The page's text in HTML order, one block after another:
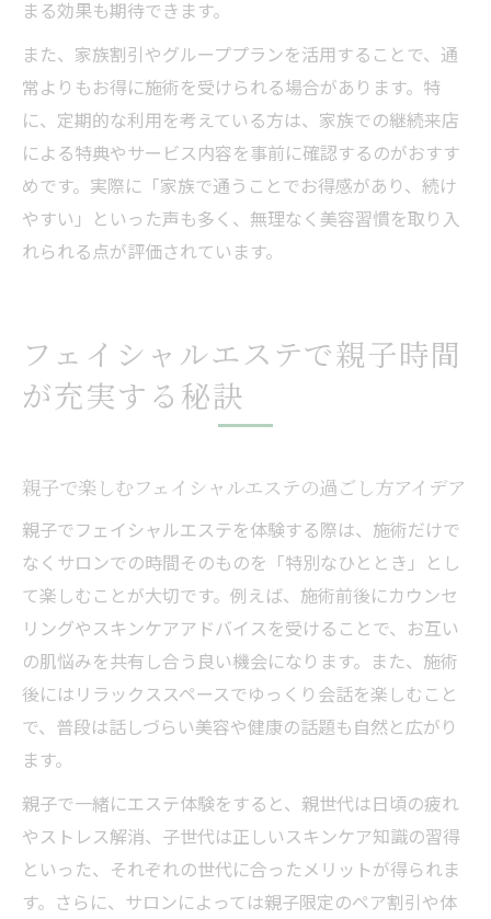
ルエステ
まる効果も期待できます。
また、家族割引やグループプランを活用することで、通
常よりもお得に施術を受けられる場合があります。特
に、定期的な利用を考えている方は、家族での継続来店
による特典やサービス内容を事前に確認するのがおすす
めです。実際に「家族で通うことでお得感があり、続け
やすい」といった声も多く、無理なく美容習慣を取り入
れられる点が評価されています。
フェイシャルエステで親子時間
が充実する秘訣
親子で楽しむフェイシャルエステの過ごし方アイデア
親子でフェイシャルエステを体験する際は、施術だけで
なくサロンでの時間そのものを「特別なひととき」とし
て楽しむことが大切です。例えば、施術前後にカウンセ
リングやスキンケアアドバイスを受けることで、お互い
の肌悩みを共有し合う良い機会になります。また、施術
後にはリラックススペースでゆっくり会話を楽しむこと
で、普段は話しづらい美容や健康の話題も自然と広がり
ます。
親子で一緒にエステ体験をすると、親世代は日頃の疲れ
やストレス解消、子世代は正しいスキンケア知識の習得
といった、それぞれの世代に合ったメリットが得られま
す。さらに、サロンによっては親子限定のペア割引や体